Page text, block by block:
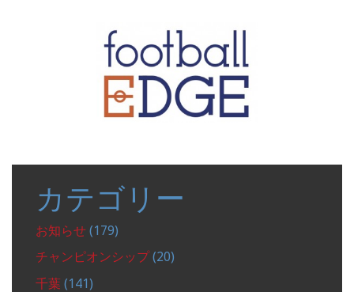
カテゴリー
お知らせ (179)
チャンピオンシップ(20)
千葉 (141)